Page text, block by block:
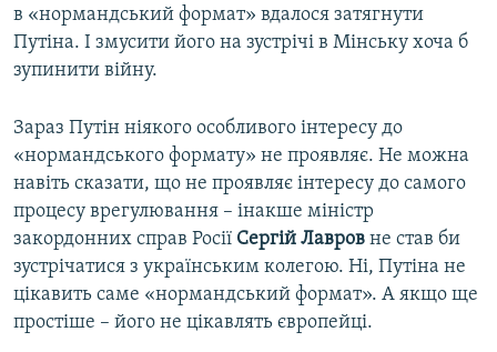
в «нормандський формат» вдалося затягнути
Путіна. І змусити його на зустрічі в Мінську хоча б
зупинити війну.
Зараз Путін ніякого особливого інтересу до
«нормандського формату» не проявляє. Не можна
навіть сказати, що не проявляє інтересу до самого
процесу врегулювання – інакше міністр
закордонних справ Росії Сергій Лавров не став би
зустрічатися з українським колегою. Ні, Путіна не
цікавить саме «нормандський формат». А якщо ще
простіше – його не цікавлять європейці.